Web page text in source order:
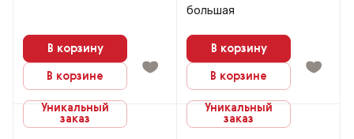
В корзину
В корзине
Уникальный
заказ
большая
В корзину
В корзине
Уникальный
заказ